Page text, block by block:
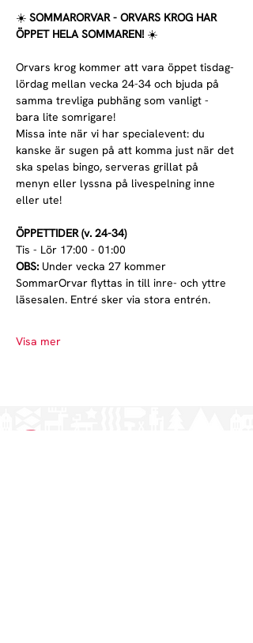
☀️ SOMMARORVAR - ORVARS KROG HAR
ÖPPET HELA SOMMAREN! ☀️
Orvars krog kommer att vara öppet tisdag-
lördag mellan vecka 24-34 och bjuda på
samma trevliga pubhäng som vanligt -
bara lite somrigare!
Missa inte när vi har specialevent: du
kanske är sugen på att komma just när det
ska spelas bingo, serveras grillat på
menyn eller lyssna på livespelning inne
eller ute!
ÖPPETTIDER (v. 24-34)
Tis - Lör 17:00 - 01:00
OBS: Under vecka 27 kommer
SommarOrvar flyttas in till inre- och yttre
läsesalen. Entré sker via stora entrén.
Visa mer